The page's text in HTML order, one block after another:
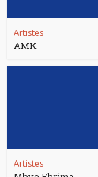
Artistes
AMK
Artistes